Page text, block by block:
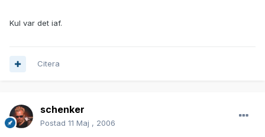
Kul var det iaf.
Citera
schenker
Postad 11 Maj , 2006